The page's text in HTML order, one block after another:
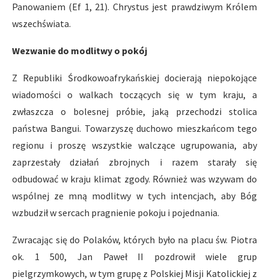
Panowaniem (Ef 1, 21). Chrystus jest prawdziwym Królem
wszechświata.
Wezwanie do modlitwy o pokój
Z Republiki Środkowoafrykańskiej docierają niepokojące
wiadomości o walkach toczących się w tym kraju, a
zwłaszcza o bolesnej próbie, jaką przechodzi stolica
państwa Bangui. Towarzyszę duchowo mieszkańcom tego
regionu i proszę wszystkie walczące ugrupowania, aby
zaprzestały działań zbrojnych i razem starały się
odbudować w kraju klimat zgody. Również was wzywam do
wspólnej ze mną modlitwy w tych intencjach, aby Bóg
wzbudził w sercach pragnienie pokoju i pojednania.
Zwracając się do Polaków, których było na placu św. Piotra
ok. 1 500, Jan Paweł II pozdrowił wiele grup
pielgrzymkowych, w tym grupę z Polskiej Misji Katolickiej z